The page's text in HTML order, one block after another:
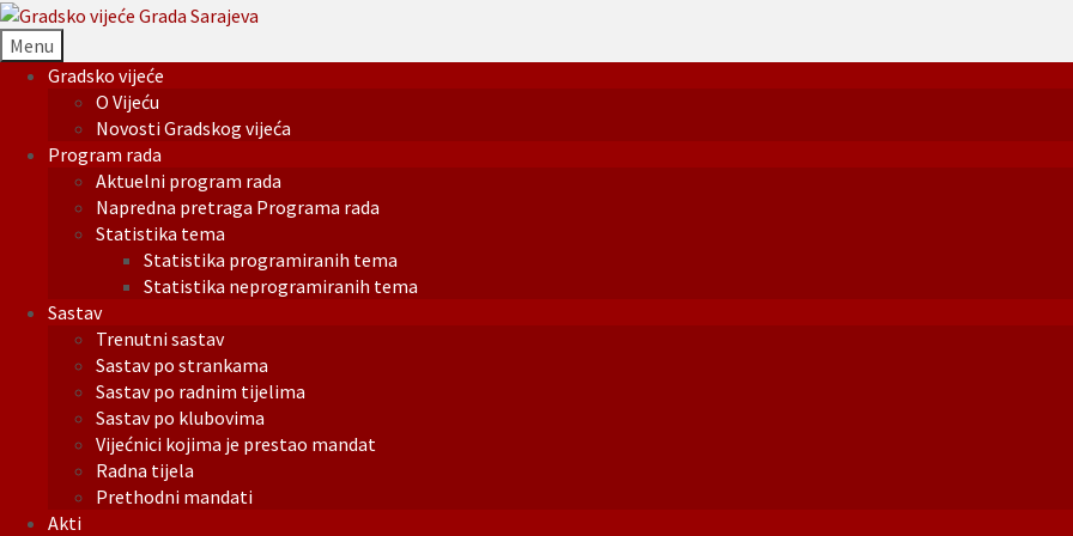
Menu
Gradsko vijeće
O Vijeću
Novosti Gradskog vijeća
Program rada
Aktuelni program rada
Napredna pretraga Programa rada
Statistika tema
Statistika programiranih tema
Statistika neprogramiranih tema
Sastav
Trenutni sastav
Sastav po strankama
Sastav po radnim tijelima
Sastav po klubovima
Vijećnici kojima je prestao mandat
Radna tijela
Prethodni mandati
Akti